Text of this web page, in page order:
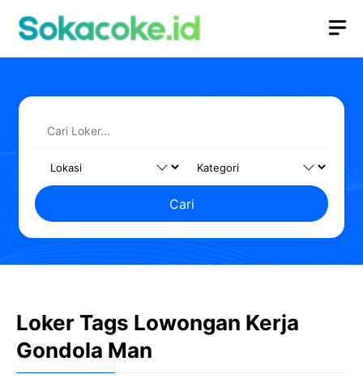
Cari
Loker Tags Lowongan Kerja
Gondola Man